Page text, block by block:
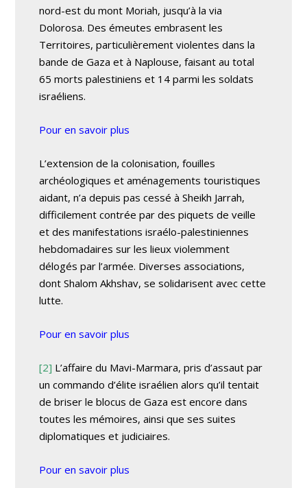
nord-est du mont Moriah, jusqu’à la via
Dolorosa. Des émeutes embrasent les
Territoires, particulièrement violentes dans la
bande de Gaza et à Naplouse, faisant au total
65 morts palestiniens et 14 parmi les soldats
israéliens.
Pour en savoir plus
L’extension de la colonisation, fouilles
archéologiques et aménagements touristiques
aidant, n’a depuis pas cessé à Sheikh Jarrah,
difficilement contrée par des piquets de veille
et des manifestations israélo-palestiniennes
hebdomadaires sur les lieux violemment
délogés par l’armée. Diverses associations,
dont Shalom Akhshav, se solidarisent avec cette
lutte.
Pour en savoir plus
[2] L’affaire du Mavi-Marmara, pris d’assaut par
un commando d’élite israélien alors qu’il tentait
de briser le blocus de Gaza est encore dans
toutes les mémoires, ainsi que ses suites
diplomatiques et judiciaires.
Pour en savoir plus